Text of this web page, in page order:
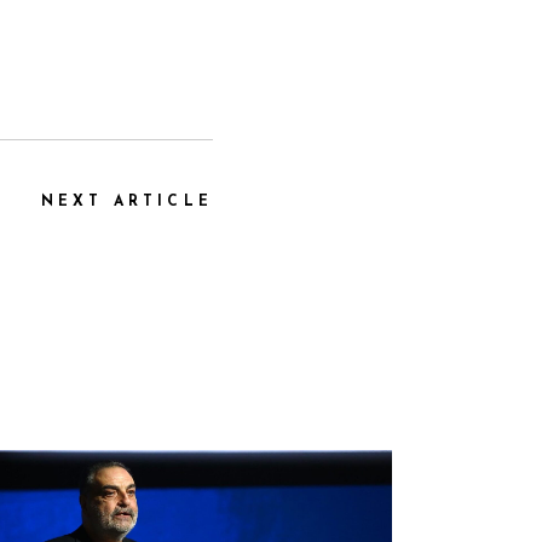
NEXT ARTICLE